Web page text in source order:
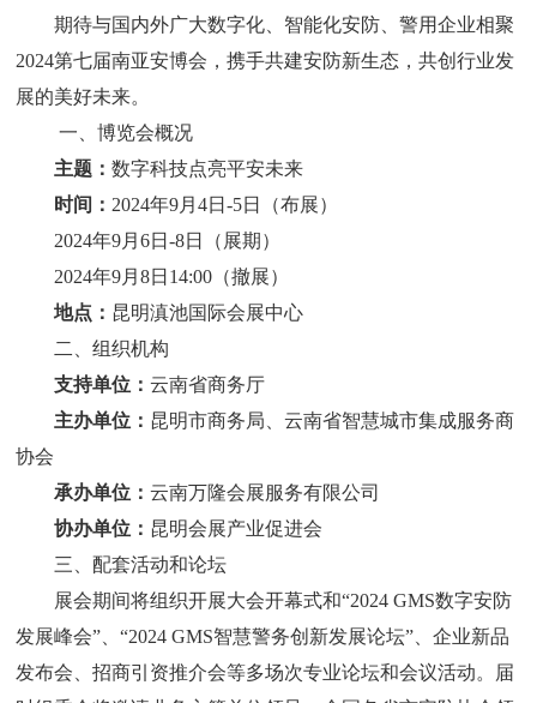
期待与国内外广大数字化、智能化安防、警用企业相聚
2024第七届南亚安博会，携手共建安防新生态，共创行业发
展的美好未来。
一、博览会概况
主题：数字科技点亮平安未来
时间： 2024年9月4日-5日 （布展）
2024年9月6日-8日 （ 展期 ）
2024年9月8日14:00 （撤展）
地点 ： 昆明滇池国际会展中心
二、组织机构
支持单位：云南省商务厅
主办单位： 昆明市商务局、云南省智慧城市集成服务商
协会
承办单位：云南万隆会展服务有限公司
协办单位： 昆明会展产业促进会
三、配套活动和论坛
展会期间将组织开展大会开幕式和“2024 GMS数字安防
发展峰会”、“2024 GMS智慧警务创新发展论坛”、企业新品
发布会、招商引资推介会等多场次专业论坛和会议活动。届